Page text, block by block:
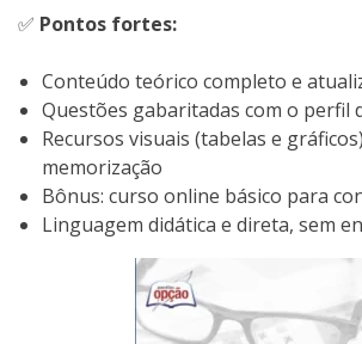
✅ Pontos fortes:
Conteúdo teórico completo e
Questões gabaritadas com o perfil
Recursos visuais (tabelas e
memorização
Bônus: curso online básico para
Linguagem didática e direta, sem